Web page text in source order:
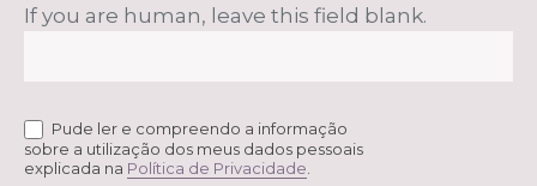
Pude ler e compreendo a informação
sobre a utilização dos meus dados pessoais
explicada na Política de Privacidade.
If you are human, leave this field blank.